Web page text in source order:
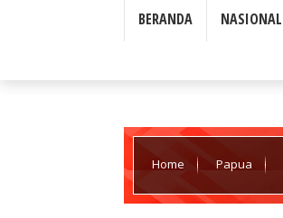
BERANDA NASIONAL
Home Papua
WARTAWAN